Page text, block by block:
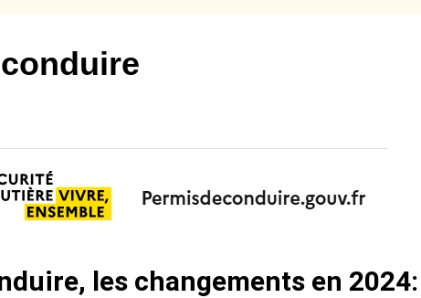
les changements en 2024: